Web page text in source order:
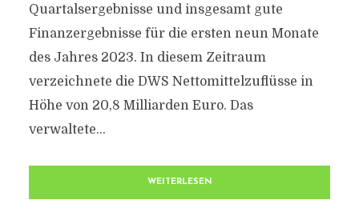
Quartalsergebnisse und insgesamt gute
Finanzergebnisse für die ersten neun Monate
des Jahres 2023. In diesem Zeitraum
verzeichnete die DWS Nettomittelzuflüsse in
Höhe von 20,8 Milliarden Euro. Das
verwaltete...
WEITERLESEN